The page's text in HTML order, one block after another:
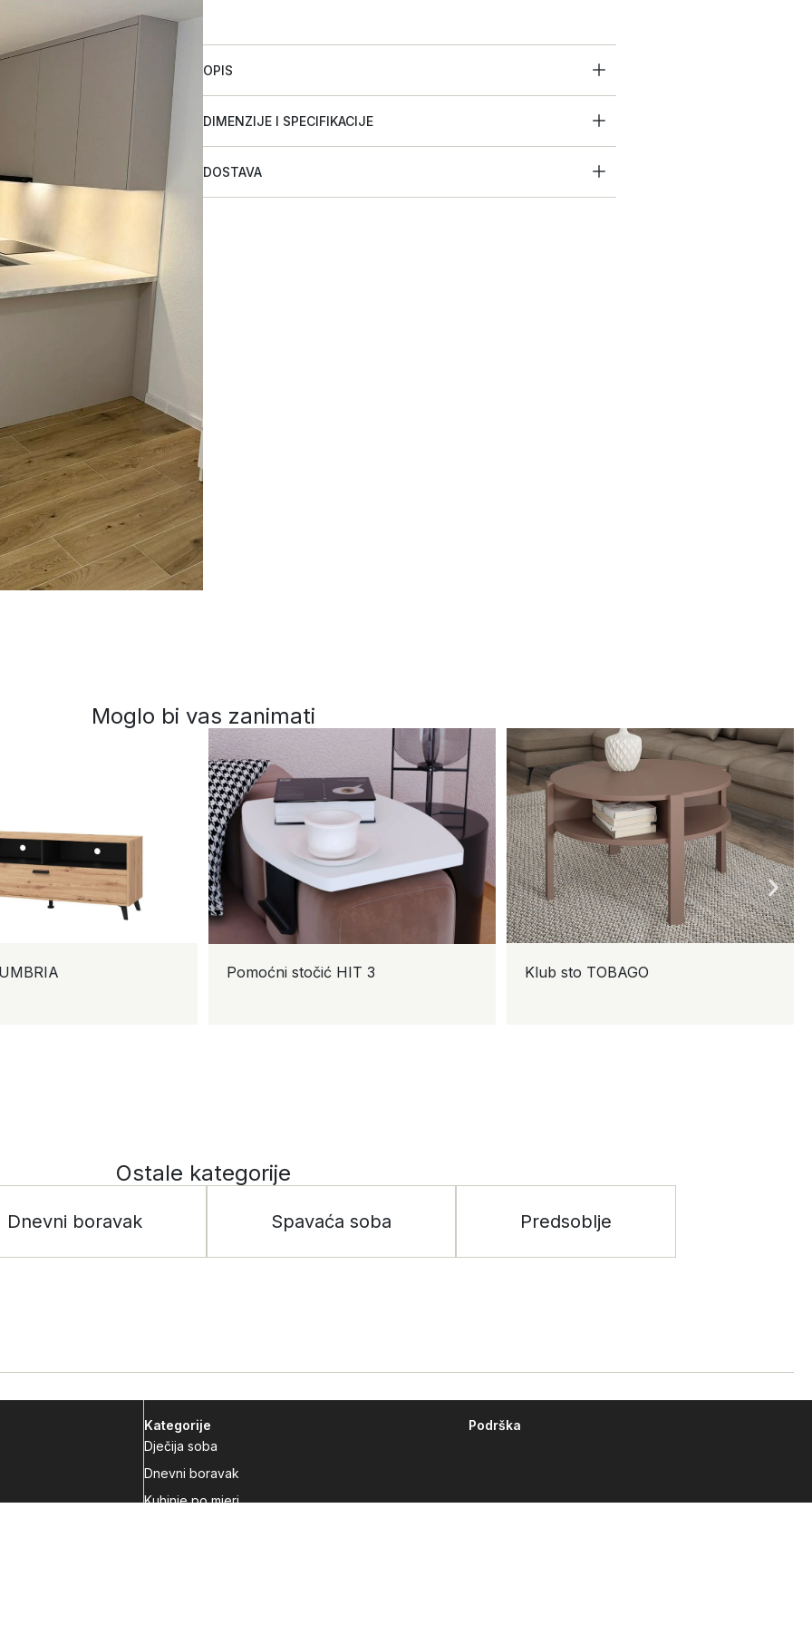
OPIS
DIMENZIJE I SPECIFIKACIJE
DOSTAVA
Moglo bi vas zanimati
TV polica VANDEA
Ostale kategorije
Dnevni boravak Spavaća soba Predsoblje
Kategorije
Dječija soba
Dnevni boravak
Kuhinje po mjeri
Podrška